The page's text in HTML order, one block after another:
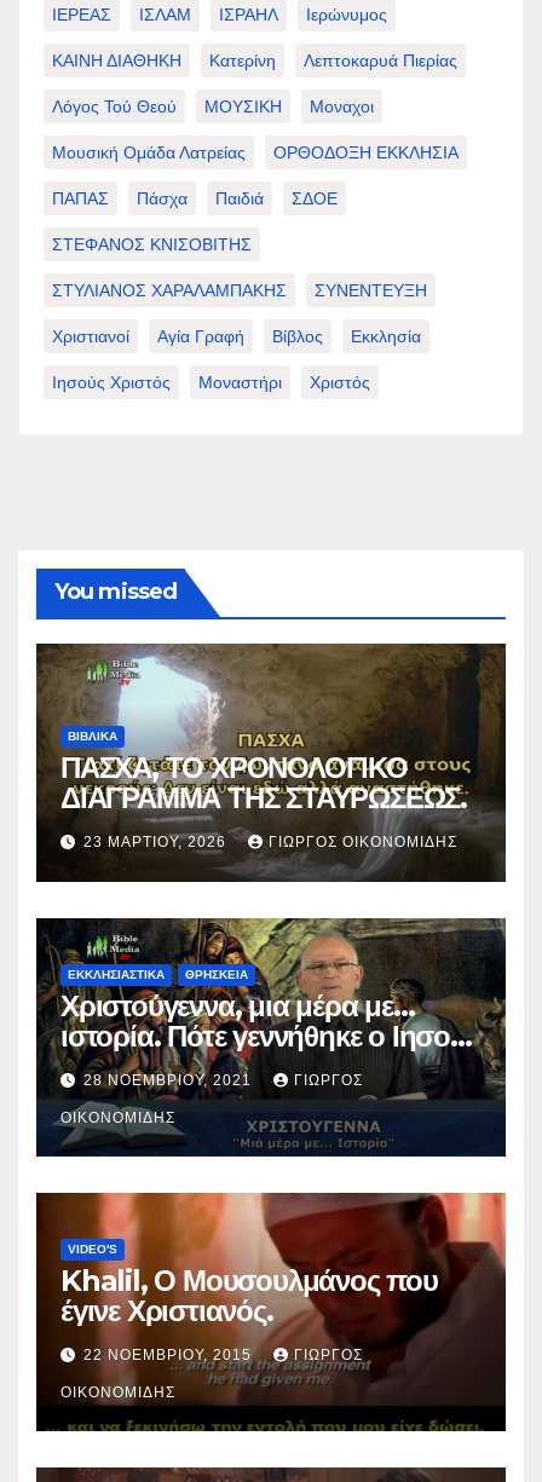
ΙΕΡΕΑΣ ΙΣΛΑΜ ΙΣΡΑΗΛ Ιερώνυμος
ΚΑΙΝΗ ΔΙΑΘΗΚΗ Κατερίνη Λεπτοκαρυά Πιερίας
Λόγος Τού Θεού ΜΟΥΣΙΚΗ Μοναχοι
Μουσική Ομάδα Λατρείας ΟΡΘΟΔΟΞΗ ΕΚΚΛΗΣΙΑ
ΠΑΠΑΣ Πάσχα Παιδιά ΣΔΟΕ
ΣΤΕΦΑΝΟΣ ΚΝΙΣΟΒΙΤΗΣ
ΣΤΥΛΙΑΝΟΣ ΧΑΡΑΛΑΜΠΑΚΗΣ ΣΥΝΕΝΤΕΥΞΗ
Χριστιανοί Αγία Γραφή Βίβλος Εκκλησία
Ιησούς Χριστός Μοναστήρι Χριστός
You missed
ΒΙΒΛΙΚΑ
ΠΑΣΧΑ, ΤΟ ΧΡΟΝΟΛΟΓΙΚΟ
ΔΙΑΓΡΑΜΜΑ ΤΗΣ ΣΤΑΥΡΩΣΕΩΣ.
23 ΜΑΡΤΊΟΥ, 2026 ΓΙΏΡΓΟΣ ΟΙΚΟΝΟΜΊΔΗΣ
ΕΚΚΛΗΣΙΑΣΤΙΚΑ ΘΡΗΣΚΕΙΑ
Χριστούγεννα, μια μέρα με…
ιστορία. Πότε γεννήθηκε ο Ιησούς
Χριστός; (Βίντεο).
28 ΝΟΕΜΒΡΊΟΥ, 2021 ΓΙΏΡΓΟΣ
ΟΙΚΟΝΟΜΊΔΗΣ
VIDEO'S
Khalil, Ο Μουσουλμάνος που
έγινε Χριστιανός.
22 ΝΟΕΜΒΡΊΟΥ, 2015 ΓΙΏΡΓΟΣ
ΟΙΚΟΝΟΜΊΔΗΣ